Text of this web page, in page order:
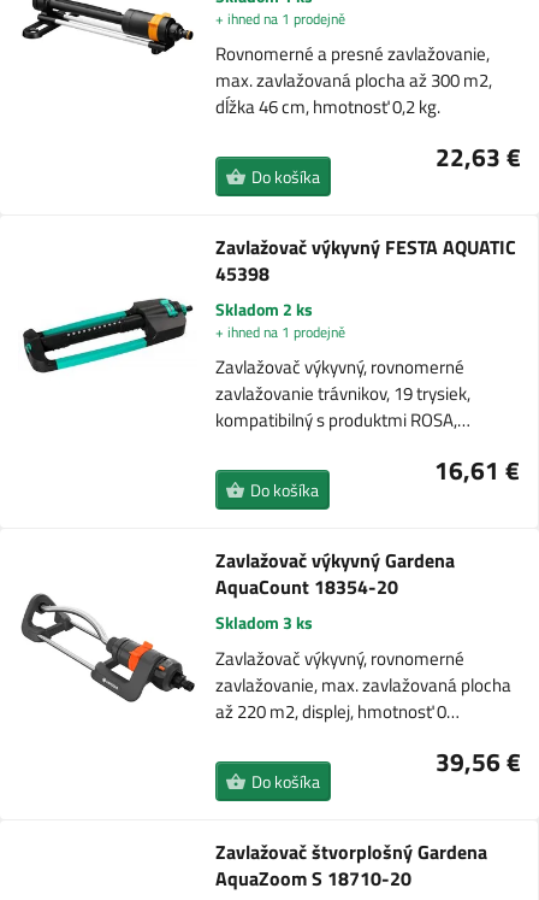
+ ihned na 1 prodejně
Rovnomerné a presné zavlažovanie,
max. zavlažovaná plocha až 300 m2,
dĺžka 46 cm, hmotnosť 0,2 kg.
22,63 €
Do košíka
Zavlažovač výkyvný FESTA AQUATIC
45398
Skladom 2 ks
+ ihned na 1 prodejně
Zavlažovač výkyvný, rovnomerné
zavlažovanie trávnikov, 19 trysiek,
kompatibilný s produktmi ROSA,…
16,61 €
Do košíka
Zavlažovač výkyvný Gardena
AquaCount 18354-20
Skladom 3 ks
Zavlažovač výkyvný, rovnomerné
zavlažovanie, max. zavlažovaná plocha
až 220 m2, displej, hmotnosť 0…
39,56 €
Do košíka
Zavlažovač štvorplošný Gardena
AquaZoom S 18710-20